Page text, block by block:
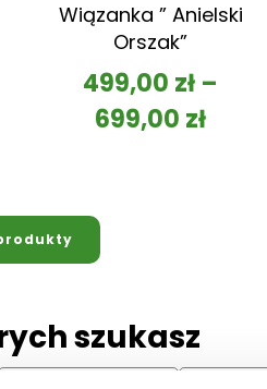
Wiązanka ” Anielski
Orszak”
499,00 zł –
699,00 zł
szukasz